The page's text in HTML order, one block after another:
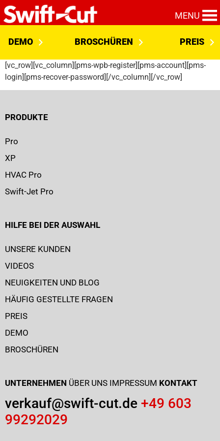
MENU
DEMO BROSCHÜREN PREIS
[vc_row][vc_column][pms-wpb-register][pms-account][pms-
login][pms-recover-password][/vc_column][/vc_row]
PRODUKTE
Pro
XP
HVAC Pro
Swift-Jet Pro
HILFE BEI DER AUSWAHL
UNSERE KUNDEN
VIDEOS
NEUIGKEITEN UND BLOG
HÄUFIG GESTELLTE FRAGEN
PREIS
DEMO
BROSCHÜREN
UNTERNEHMEN ÜBER UNS IMPRESSUM KONTAKT
verkauf@swift-cut.de +49 603
99292029